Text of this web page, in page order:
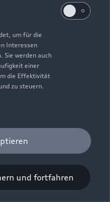
um für die
Interessen
Sie werden auch
einer
die Effektivität
zu steuern.
und fortfahren